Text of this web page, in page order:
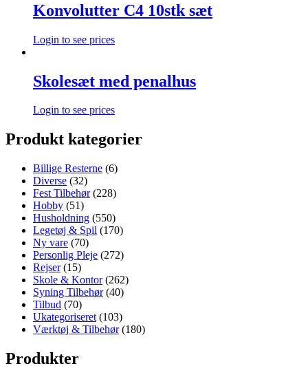
Konvolutter C4 10stk sæt
Login to see prices
Skolesæt med penalhus
Login to see prices
Produkt kategorier
Billige Resterne (6)
Diverse (32)
Fest Tilbehør (228)
Hobby (51)
Husholdning (550)
Legetøj & Spil (170)
Ny vare (70)
Personlig Pleje (272)
Rejser (15)
Skole & Kontor (262)
Syning Tilbehør (40)
Tilbud (70)
Ukategoriseret (103)
Værktøj & Tilbehør (180)
Produkter